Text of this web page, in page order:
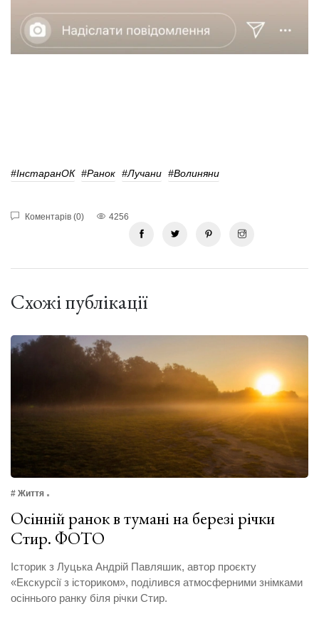
#ІнстаранОК #ранок #лучани #волиняни
Коментарів (0) 4256
Схожі публікації
# Життя
Осінній ранок в тумані на березі річки
Стир. ФОТО
Історик з Луцька Андрій Павляшик, автор проєкту
«Екскурсії з істориком», поділився атмосферними знімками
осіннього ранку біля річки Стир.